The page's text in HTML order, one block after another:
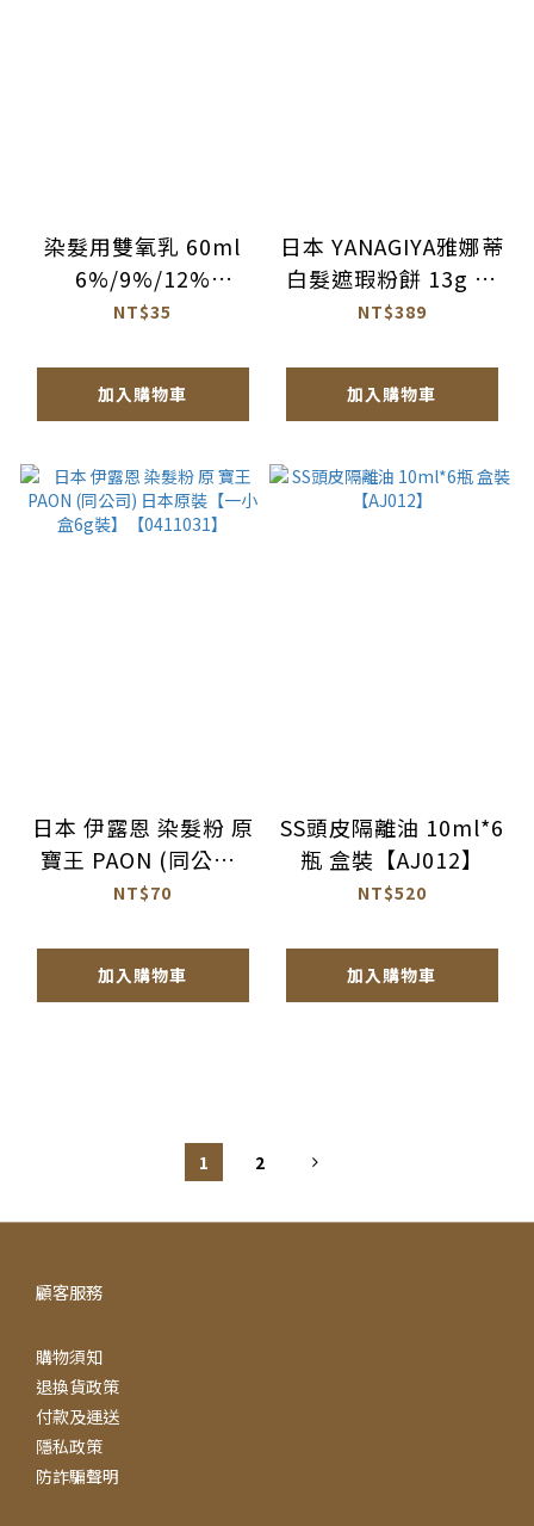
染髮用雙氧乳 60ml
6%/9%/12%
【AM013】
NT$35
加入購物車
日本 YANAGIYA雅娜蒂
白髮遮瑕粉餅 13g 黑
褐色/褐色【AK030】
NT$389
加入購物車
日本 伊露恩 染髮粉 原
寶王 PAON (同公司)
日本原裝【一小盒6g
NT$70
加入購物車
SS頭皮隔離油 10ml*6
瓶 盒裝【AJ012】
NT$520
加入購物車
1 2
顧客服務
購物須知
退換貨政策
付款及運送
隱私政策
防詐騙聲明